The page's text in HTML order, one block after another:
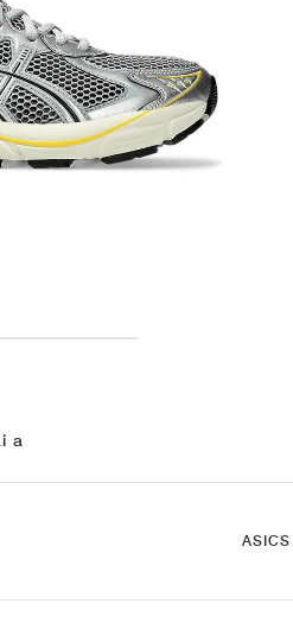
a
ASICS